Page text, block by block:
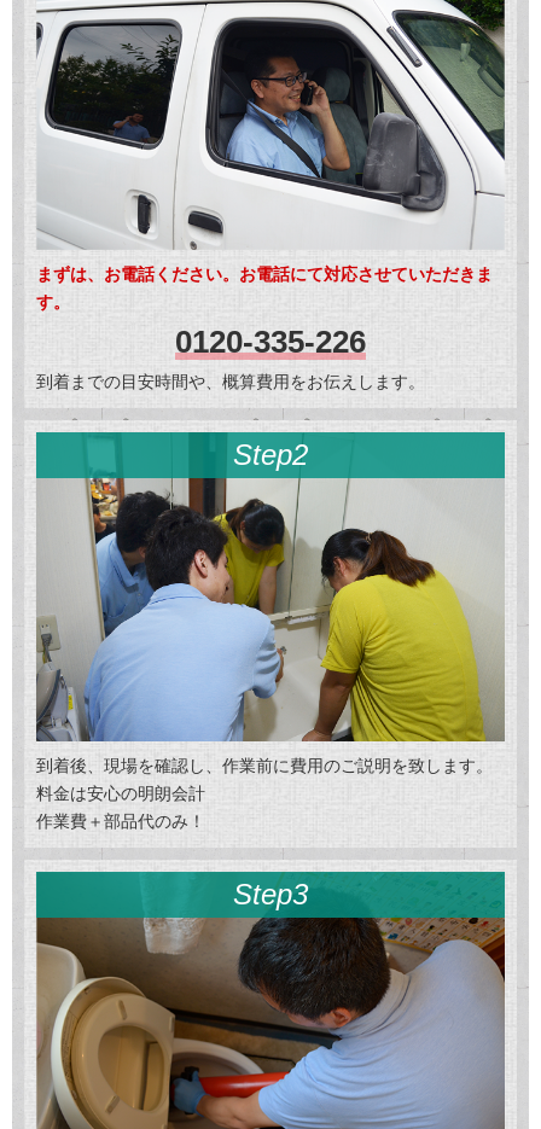
まずは、お電話ください。お電話にて対応させていただきま
す。
0120-335-226
到着までの目安時間や、概算費用をお伝えします。
Step2
到着後、現場を確認し、作業前に費用のご説明を致します。
料金は安心の明朗会計
作業費＋部品代のみ！
Step3